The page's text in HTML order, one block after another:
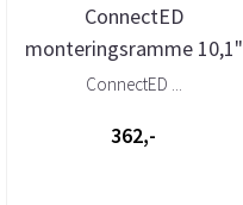
ConnectED
monteringsramme 10,1"
Peugeot 2008 (2013 -
ConnectED ...
362,-